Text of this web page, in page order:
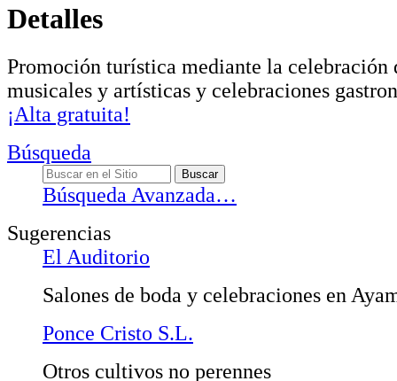
Detalles
Promoción turística mediante la celebración
musicales y artísticas y celebraciones
¡Alta gratuita!
Búsqueda
Búsqueda Avanzada…
Sugerencias
El Auditorio
Salones de boda y celebraciones en
Ponce Cristo S.L.
Otros cultivos no perennes